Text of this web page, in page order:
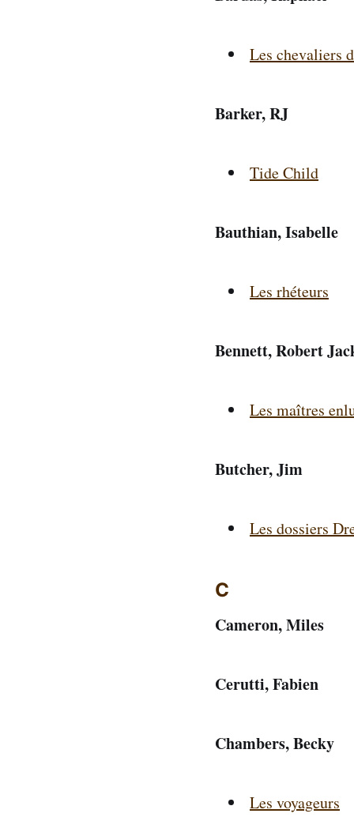
Les chevaliers
Barker, RJ
Tide Child
Bauthian, Isabelle
Les rhéteurs
Bennett, Robert
Les maîtres
Butcher, Jim
Les dossiers
C
Cameron, Miles
Cerutti, Fabien
Chambers, Becky
Les voyageurs